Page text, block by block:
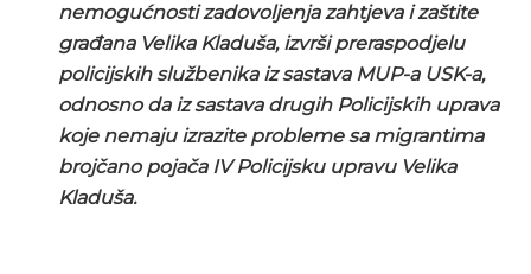
nemogućnosti zadovoljenja zahtjeva i zaštite
građana Velika Kladuša, izvrši preraspodjelu
policijskih službenika iz sastava MUP-a USK-a,
odnosno da iz sastava drugih Policijskih uprava
koje nemaju izrazite probleme sa migrantima
brojčano pojača IV Policijsku upravu Velika
Kladuša.